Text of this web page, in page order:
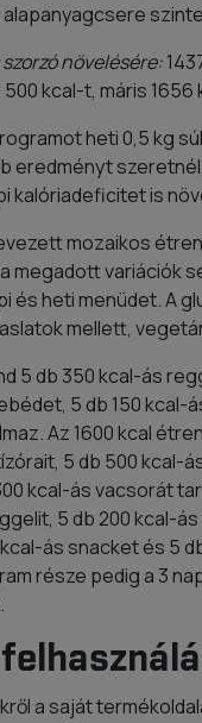
alapanyagcsere
növelésére:
kcal-t, máris
heti 0,5 kg
eredményt
kalóriadeficitet is
mozaikos
megadott variációk
és heti menüdet. A
mellett,
5 db 350 kcal-ás
5 db 150 kcal-
Az 1600 kcal
5 db 500 kcal-
kcal-ás vacsorát
5 db 200 kcal-
ás snacket és 5
része pedig a 3
a saját